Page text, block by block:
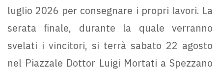
luglio 2026 per consegnare i propri lavori. La
serata finale, durante la quale verranno
svelati i vincitori, si terrà sabato 22 agosto
nel Piazzale Dottor Luigi Mortati a Spezzano